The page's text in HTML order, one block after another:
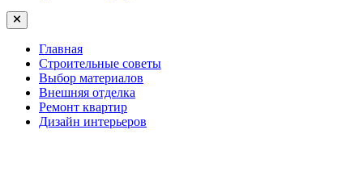
Главная
Строительные советы
Выбор материалов
Внешняя отделка
Ремонт квартир
Дизайн интерьеров